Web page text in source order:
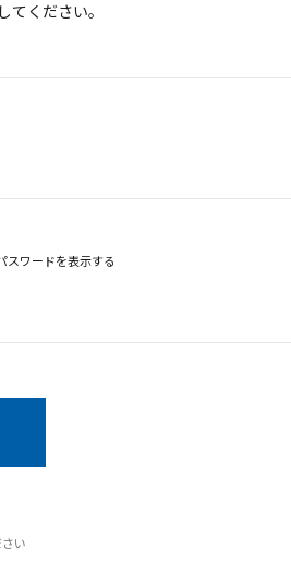
ください。
スワードを表示する
い